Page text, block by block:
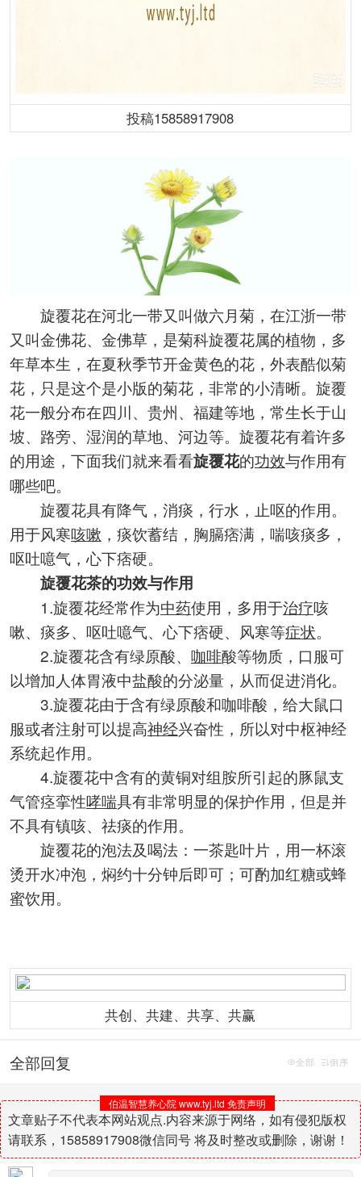
投稿15858917908
旋覆花在河北一带又叫做六月菊，在江浙一带
又叫金佛花、金佛草，是菊科旋覆花属的植物，多
年草本生，在夏秋季节开金黄色的花，外表酷似菊
花，只是这个是小版的菊花，非常的小清晰。旋覆
花一般分布在四川、贵州、福建等地，常生长于山
坡、路旁、湿润的草地、河边等。旋覆花有着许多
的用途，下面我们就来看看旋覆花的功效与作用有
哪些吧。
旋覆花具有降气，消痰，行水，止呕的作用。
用于风寒咳嗽 ，痰饮蓄结，胸膈痞满，喘咳痰多，
呕吐噫气，心下痞硬。
旋覆花茶的功效与作用
1.旋覆花经常作为中药使用，多用于治疗咳
嗽、痰多、呕吐噫气、心下痞硬、风寒等症状。
2.旋覆花含有绿原酸、 咖啡酸等物质，口服可
以增加人体胃液中盐酸的分泌量，从而促进消化。
3.旋覆花由于含有绿原酸和咖啡酸，给大鼠口
服或者注射可以提高神经兴奋性，所以对中枢神经
系统起作用。
4.旋覆花中含有的黄铜对组胺所引起的豚鼠支
气管痉挛性哮喘具有非常明显的保护作用，但是并
不具有镇咳、祛痰的作用。
旋覆花的泡法及喝法：一茶匙叶片，用一杯滚
烫开水冲泡，焖约十分钟后即可；可酌加红糖或蜂
蜜饮用。
共创、共建、共享、共赢
全部回复 倒序
全部
伯温智慧养心院 www.tyj.ltd 免责声明
文章贴子不代表本网站观点.内容来源于网络，如有侵犯版权
请联系，15858917908微信同号 将及时整改或删除，谢谢！